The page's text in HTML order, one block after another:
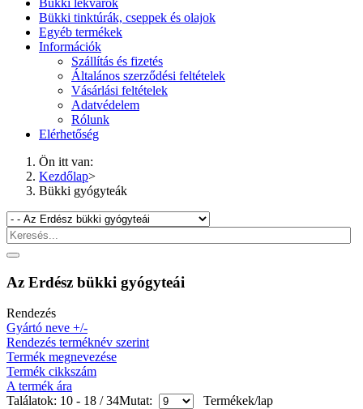
Bükki tinktúrák, cseppek és olajok
Egyéb termékek
Információk
Szállítás és fizetés
Általános szerződési feltételek
Vásárlási feltételek
Adatvédelem
Rólunk
Elérhetőség
Ön itt van:
Kezdőlap>
Bükki gyógyteák
Az Erdész bükki gyógyteái
Rendezés
Gyártó neve +/-
Rendezés terméknév szerint
Termék megnevezése
Termék cikkszám
A termék ára
Találatok: 10 - 18 / 34Mutat: Termékek/lap